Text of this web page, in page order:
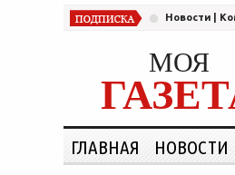
Новости
МОЯ
ГЛАВНАЯ НОВОСТИ